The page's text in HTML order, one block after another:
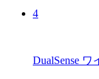
4
DualSense